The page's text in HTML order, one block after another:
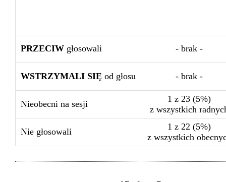
PRZECIW głosowali - brak -
WSTRZYMALI SIĘ od głosu - brak -
Nieobecni na sesji
1 z 23 (5%)
z wszystkich
Nie głosowali
1 z 22 (5%)
z wszystkich